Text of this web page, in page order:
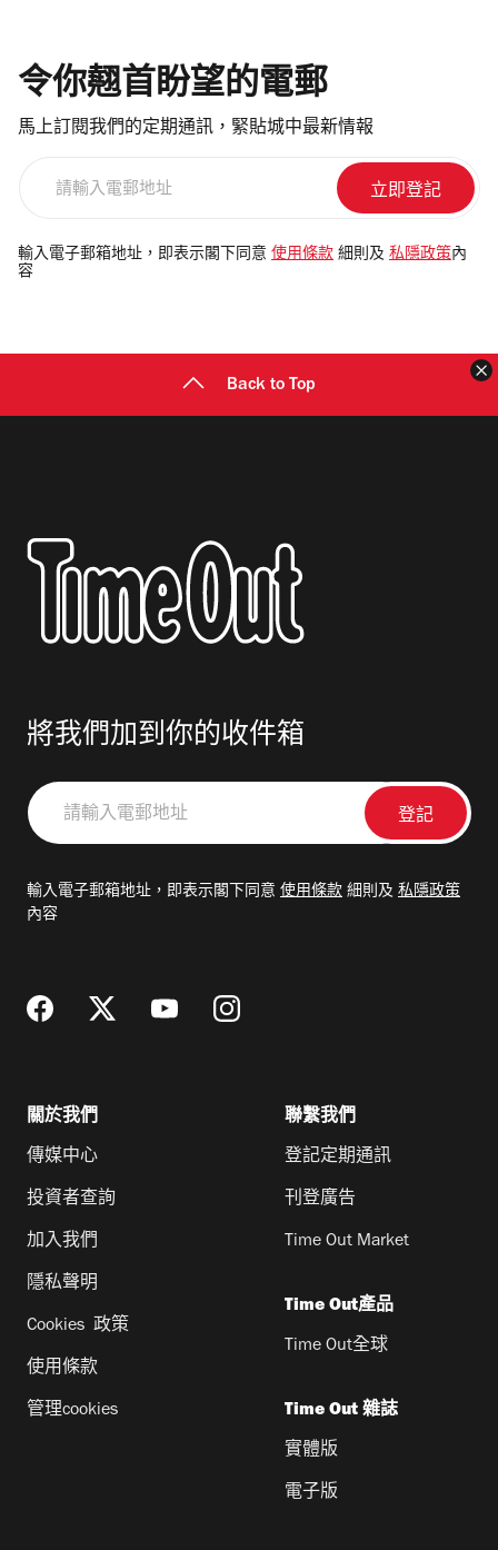
令你翹首盼望的電郵
馬上訂閱我們的定期通訊，緊貼城中最新情報
電
郵
輸入電子郵箱地址，即表示閣下同意 使用條款 細則及 私隱政策 內
容
Back to Top
將我們加到你的收件箱
請
輸
郵
輸入電子郵箱地址，即表示閣下同意 使用條款 細則及 私隱政策
內容
關於我們
傳媒中心
投資者查詢
加入我們
隱私聲明
Cookies 政策
使用條款
管理cookies
聯繫我們
登記定期通訊
刊登廣告
Time Out Market
Time Out產品
Time Out全球
Time Out 雜誌
實體版
電子版